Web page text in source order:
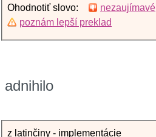
Ohodnotiť slovo:
nezaujímavé
poznám lepší preklad
adnihilo
z latinčiny - implementácie